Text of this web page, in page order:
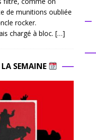
de munitions oubliée
rocker.
chargé à bloc. […]
LA SEMAINE